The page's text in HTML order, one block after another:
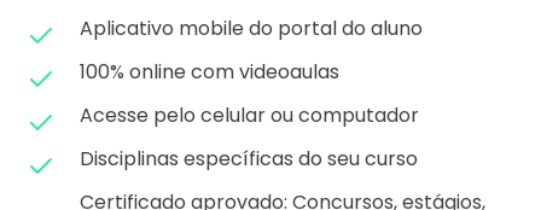
Aplicativo mobile do portal do aluno
100% online com videoaulas
Acesse pelo celular ou computador
Disciplinas específicas do seu curso
Certificado aprovado: Concursos, estágios,